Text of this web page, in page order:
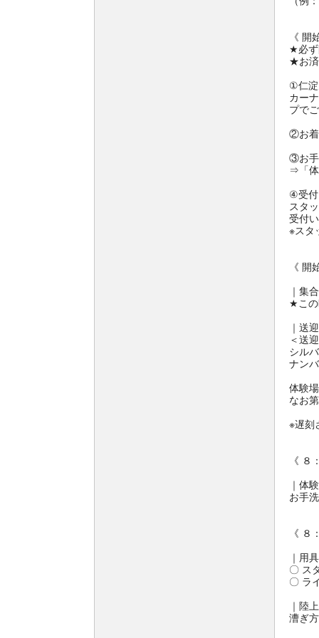
《
★必ず
★お済
①仁淀
カー
プで
②お
③お手
⇒「
④受付
スタ
受付
※スタ
《
｜集合
★この
｜送
＜送
シル
ナン
体験
なお
※遅刻
《 ８
｜体
お手
《 ８
｜用
〇 ス
〇 ラ
｜陸
漕ぎ